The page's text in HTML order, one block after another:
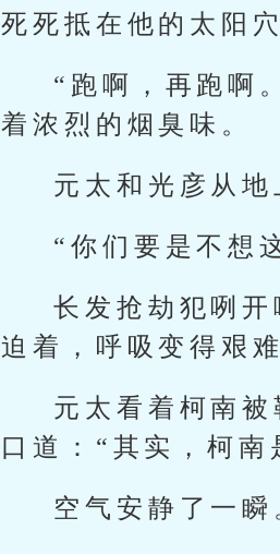
死死抵在他的太阳穴
“跑啊，再跑啊
着浓烈的烟臭味。
元太和光彦从
“你们要是不想
长发抢劫犯咧
迫着，呼吸变得艰
元太看着柯南
口道：“其实，柯南
空气安静了一瞬